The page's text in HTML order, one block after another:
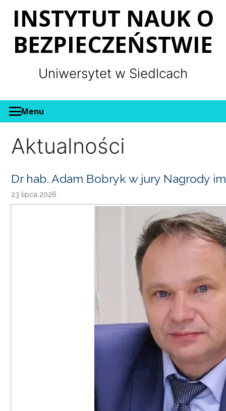
INSTYTUT NAUK O
BEZPIECZEŃSTWIE
Uniwersytet w Siedlcach
Menu
Aktualności
Dr hab. Adam Bobryk w jury Nagrody
23 lipca 2026